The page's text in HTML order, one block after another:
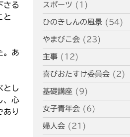
さる
と
。あ
とし
、心
あり
スポーツ (1)
ひのきしんの風景(54)
やまびこ会(23)
主事(12)
喜びおたすけ委員会(2)
基礎講座(9)
女子青年会(6)
婦人会(21)